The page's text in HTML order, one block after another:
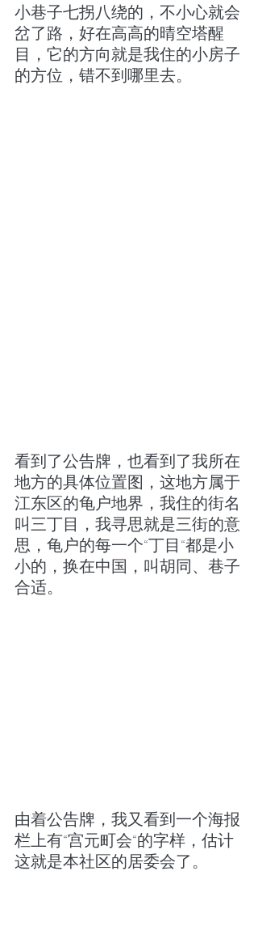
小巷子七拐八绕的，不小心就会
岔了路，好在高高的晴空塔醒
目，它的方向就是我住的小房子
的方位，错不到哪里去。
看到了公告牌，也看到了我所在
地方的具体位置图，这地方属于
江东区的龟户地界，我住的街名
叫三丁目，我寻思就是三街的意
思，龟户的每一个“丁目“都是小
小的，换在中国，叫胡同、巷子
合适。
由着公告牌，我又看到一个海报
栏上有“宫元町会“的字样，估计
这就是本社区的居委会了。